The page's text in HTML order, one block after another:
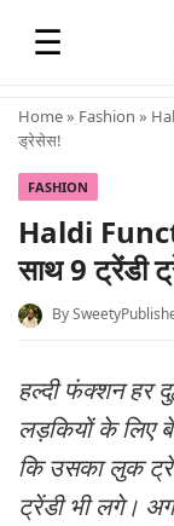
☰
HOME
QUOTES
LIFESTYLE
FASHION &
CONTACT NAME
Home» Fashion »
ड्रेसेस!
FASHION
Haldi
साथ 9 ट्रेंडी
BySweety
हल्दी फंक्शन हर
लड़कियों के लिए
कि उसका लुक
ट्रेंडी भी लगे।